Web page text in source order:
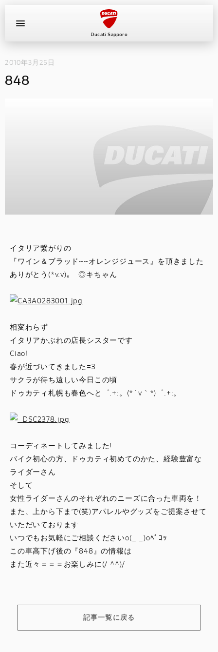
Ducati Sapporo
イベント
サービス
アパレル
コンフィギュレーター
お支払いシミュレーション
お問合せ
2010年3月25日
848
イタリア繋がりの
『ワイン＆ブラッド~~オレンジジュース』を頂きました
ありがとう(*v.v)｡ ◎キちゃん
相変わらず
イタリアかぶれの店長シスターです
Ciao!
春が近づいてきました=3
サクラが待ち遠しい今日この頃
ドゥカティ札幌も春色へと゜.+:。(*´v｀*)゜.+:。
コーディネートしてみました!
バイク初心の方、ドゥカティ初めてのかた、経験豊富な
ライダーさん
そして
女性ライダーさんのそれぞれのニーズに合った車両を！
また、上から下まで(笑)アパレルやグッズをご提案させて
いただいております
いつでもお気軽にご相談くださいo(_ _)oﾍﾟｺｯ
この車高下げ後の『848』の情報は
また近々＝＝＝お楽しみに(/ ^^)/
記事一覧に戻る